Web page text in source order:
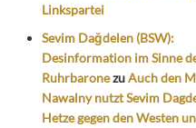
Linkspartei
Sevim Dağdelen (BSW):
Desinformation im Sinne
RuhrbaronezuAuch den
Nawalny nutzt Sevim
Hetze gegen den Westen